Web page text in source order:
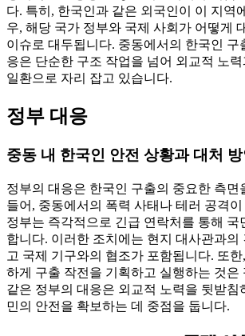
다. 특히, 한국인과 같은 외국인이 이 지역
우, 해당 국가 정부와 국제 사회가 어떻게
이슈로 대두됩니다. 중동에서의 한국인 구
응은 단순한 구조 작업을 넘어 외교적 노
일환으로 자리 잡고 있습니다.
정부 대응
중동 내 한국인 안전 상황과 대처
정부의 대응은 한국인 구출의 중요한 측면
들어, 중동에서의 폭력 사태나 테러 공격
정부는 즉각적으로 긴급 연락처를 통해 국
합니다. 이러한 조치에는 현지 대사관과의
고 국제 기구와의 협조가 포함됩니다. 또
하게 구출 작전을 기획하고 실행하는 것은
같은 정부의 대응은 외교적 노력을 뒷받침
민의 안전을 확보하는 데 중점을 둡니다.